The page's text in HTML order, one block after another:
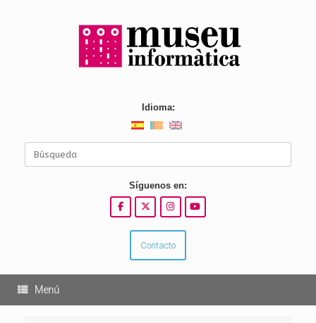
Idioma:
Buscar:
Síguenos en:
Contacto
Menú